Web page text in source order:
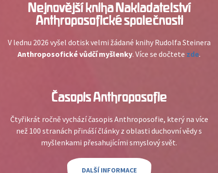
Nejnovější kniha Nakladatelství
Anthroposofické společnosti
V lednu 2026 vyšel dotisk velmi žádané knihy Rudolfa Steinera
Anthroposofické vůdčí myšlenky. Více se dočtete zde.
Časopis Anthroposofie
Čtyřikrát ročně vychází časopis Anthroposofie, který na více
než 100 stranách přináší články z oblasti duchovní vědy s
myšlenkami přesahujícími smyslový svět.
DALŠÍ INFORMACE